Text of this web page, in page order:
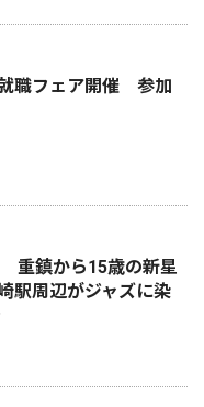
職フェア開催 参加
重鎮から15歳の新星
駅周辺がジャズに染